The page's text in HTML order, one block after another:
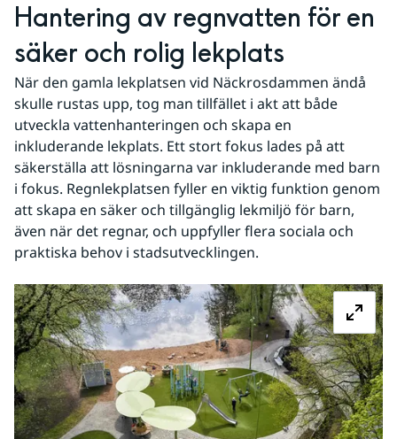
Hantering av regnvatten för en
säker och rolig lekplats
När den gamla lekplatsen vid Näckrosdammen ändå
skulle rustas upp, tog man tillfället i akt att både
utveckla vattenhanteringen och skapa en
inkluderande lekplats. Ett stort fokus lades på att
säkerställa att lösningarna var inkluderande med barn
i fokus. Regnlekplatsen fyller en viktig funktion genom
att skapa en säker och tillgänglig lekmiljö för barn,
även när det regnar, och uppfyller flera sociala och
praktiska behov i stadsutvecklingen.